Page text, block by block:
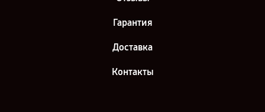
Гарантия
Доставка
Контакты